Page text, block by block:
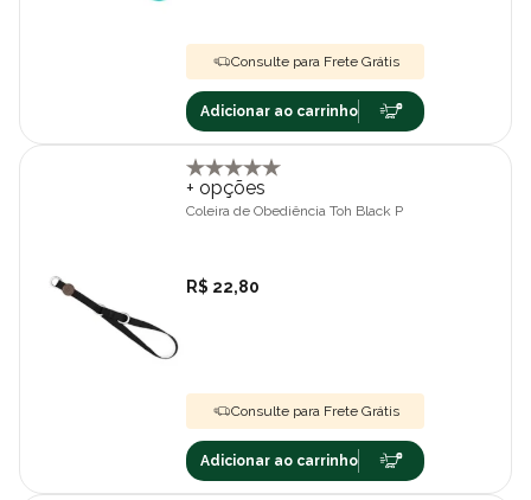
Consulte para Frete Grátis
Adicionar ao carrinho
+ opções
Coleira de Obediência Toh Black P
R$ 22,80
Consulte para Frete Grátis
Adicionar ao carrinho